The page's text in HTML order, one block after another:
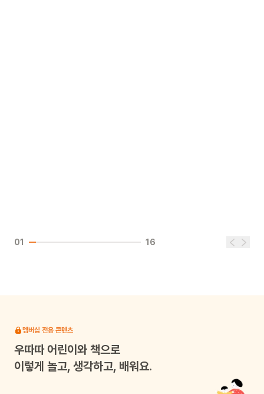
01 16
멤버십 전용 콘텐츠
우따따어린이와 책으로
이렇게 놀고, 생각하고, 배워요.